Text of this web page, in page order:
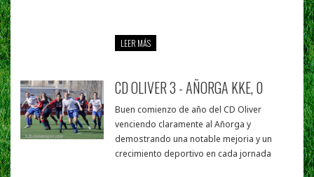
LEER MÁS
CD OLIVER 3 - AÑORGA KKE, 0
Buen comienzo de año del CD Oliver
venciendo claramente al Añorga y
demostrando una notable mejoria y un
crecimiento deportivo en cada jornada